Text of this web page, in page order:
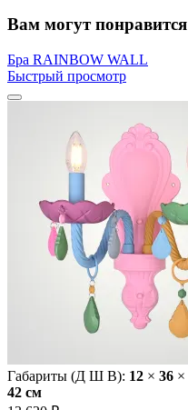
Вам могут понравится
Бра RAINBOW WALL
Быстрый просмотр
Габариты (Д Ш В): 12 × 36 ×
42 cм